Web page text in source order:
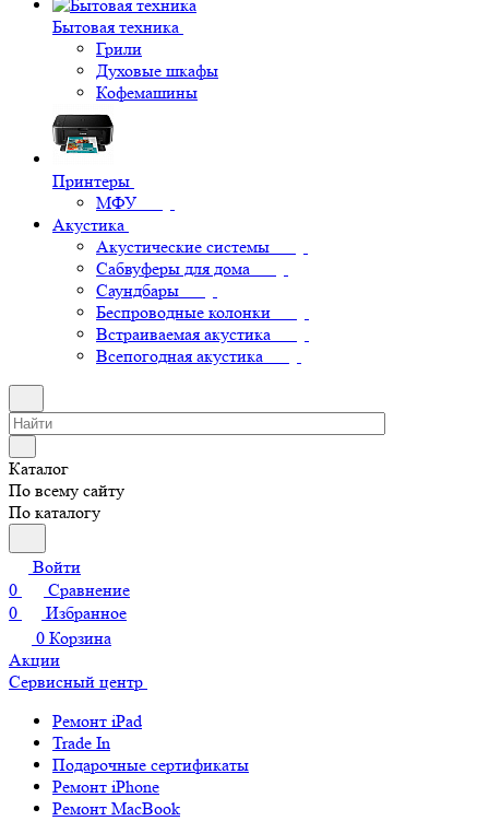
Бытовая техника
Грили
Духовые шкафы
Кофемашины
Принтеры
МФУ
Акустика
Акустические системы
Сабвуферы для дома
Саундбары
Беспроводные колонки
Встраиваемая акустика
Всепогодная акустика
Каталог
По всему сайту
По каталогу
Войти
0
Сравнение
0
Избранное
0 Корзина
Акции
Сервисный центр
Ремонт iPad
Trade In
Подарочные сертификаты
Ремонт iPhone
Ремонт MacBook